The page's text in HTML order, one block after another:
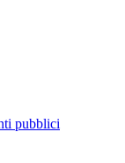
pubblici